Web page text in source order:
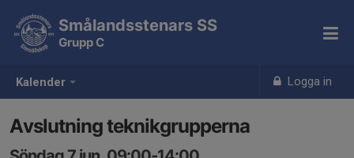
Kalender Logga in
Smålandsstenars SS
Grupp C
Avslutning teknikgrupperna